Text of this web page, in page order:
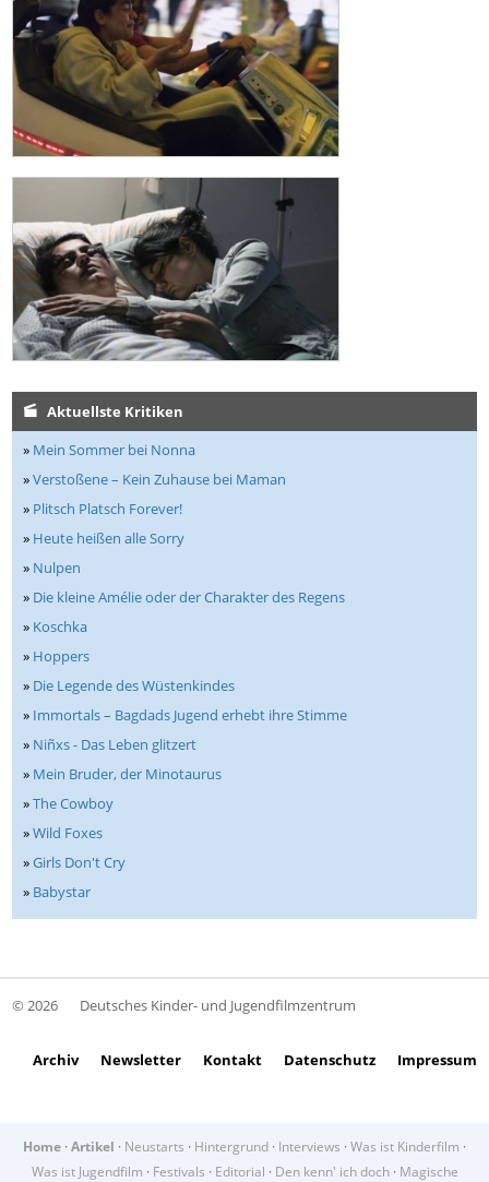
Aktuellste Kritiken
» Mein Sommer bei Nonna
»Verstoßene – Kein Zuhause bei Maman
» Plitsch Platsch Forever!
» Heute heißen alle Sorry
» Nulpen
» Die kleine Amélie oder der Charakter des Regens
» Koschka
» Hoppers
» Die Legende des Wüstenkindes
» Immortals – Bagdads Jugend erhebt ihre Stimme
» Niñxs - Das Leben glitzert
» Mein Bruder, der Minotaurus
»The Cowboy
»Wild Foxes
»Girls Don't Cry
» Babystar
© 2026 Deutsches Kinder- und Jugendfilmzentrum
Archiv Newsletter Kontakt Datenschutz Impressum
Home · Artikel · Neustarts · Hintergrund · Interviews · Was ist Kinderfilm ·
Was ist Jugendfilm · Festivals · Editorial · Den kenn' ich doch· Magische